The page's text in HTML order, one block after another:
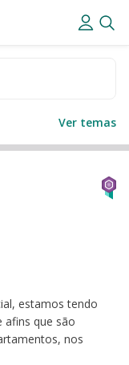
Ver temas
estamos tendo
afins que são
nos